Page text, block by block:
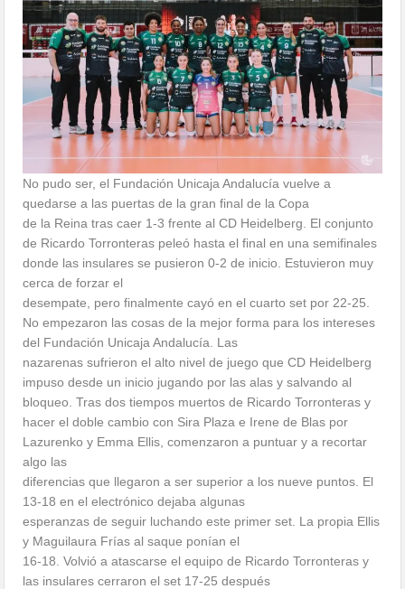
No pudo ser, el Fundación Unicaja Andalucía vuelve a
quedarse a las puertas de la gran final de la Copa
de la Reina tras caer 1-3 frente al CD Heidelberg. El conjunto
de Ricardo Torronteras peleó hasta el final en una semifinales
donde las insulares se pusieron 0-2 de inicio. Estuvieron muy
cerca de forzar el
desempate, pero finalmente cayó en el cuarto set por 22-25.
No empezaron las cosas de la mejor forma para los intereses
del Fundación Unicaja Andalucía. Las
nazarenas sufrieron el alto nivel de juego que CD Heidelberg
impuso desde un inicio jugando por las alas y salvando al
bloqueo. Tras dos tiempos muertos de Ricardo Torronteras y
hacer el doble cambio con Sira Plaza e Irene de Blas por
Lazurenko y Emma Ellis, comenzaron a puntuar y a recortar
algo las
diferencias que llegaron a ser superior a los nueve puntos. El
13-18 en el electrónico dejaba algunas
esperanzas de seguir luchando este primer set. La propia Ellis
y Maguilaura Frías al saque ponían el
16-18. Volvió a atascarse el equipo de Ricardo Torronteras y
las insulares cerraron el set 17-25 después